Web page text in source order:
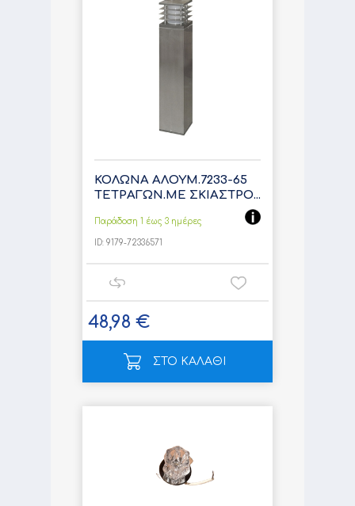
ΚΟΛΩΝΑ ΑΛΟΥΜ.7233-65
ΤΕΤΡΑΓΩΝ.ΜΕ ΣΚΙΑΣΤΡΟ...
Παράδοση 1 έως 3 ημέρες
ID: 9179-72336571
48,98 €
ΣΤΟ ΚΑΛΑΘΙ